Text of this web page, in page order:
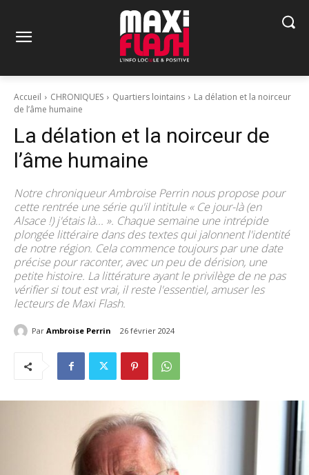
Accueil CHRONIQUES Quartiers lointains
La délation et la noirceur
de l’âme humaine
La délation et la noirceur de
l’âme humaine
Notre chroniqueur Ambroise Perrin nous propose pour
cette rentrée une série qu'il intitule « Ce jour-là (en
Alsace !) j'étais là... ». Chaque semaine une intrépide
plongée littéraire dans des textes qui jalonnent l'identité
de notre région. Cela commence toujours par une date
précise pour raconter, avec un peu de dérision, une
petite histoire. La littérature ayant le privilège de ne pas
vérifier si tout est vrai, il reste l'essentiel, amuser les
lecteurs de Maxi Flash.
Par Ambroise Perrin 26 février 2024